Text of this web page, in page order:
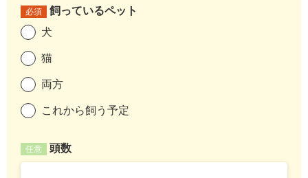
必須
飼っているペット
犬
猫
両方
これから飼う予定
任意 頭数